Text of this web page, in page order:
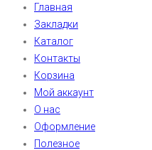
Главная
Закладки
Каталог
Контакты
Корзина
Мой аккаунт
О нас
Оформление
Полезное